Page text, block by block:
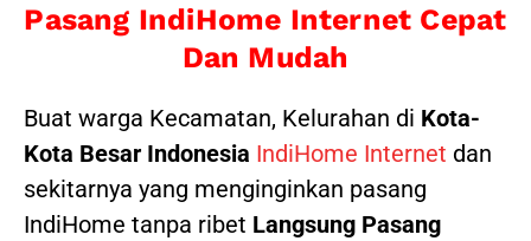
Pasang IndiHome Internet Cepat
Dan Mudah
Buat warga Kecamatan, Kelurahan di Kota-
Kota Besar Indonesia IndiHome Internet dan
sekitarnya yang menginginkan pasang
IndiHome tanpa ribet Langsung Pasang